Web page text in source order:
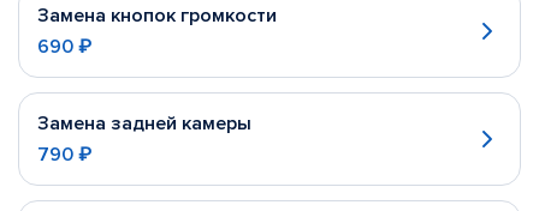
Замена кнопок громкости
690 ₽
Замена задней камеры
790 ₽